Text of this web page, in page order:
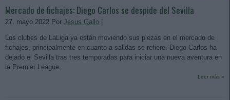
Mercado de fichajes: Diego Carlos se despide del Sevilla
27. mayo 2022 Por Jesus Gallo |
Los clubes de LaLiga ya están moviendo sus piezas en el mercado de
fichajes, principalmente en cuanto a salidas se refiere. Diego Carlos ha
dejado el Sevilla tras tres temporadas para iniciar una nueva aventura en
la Premier League.
Leer más »